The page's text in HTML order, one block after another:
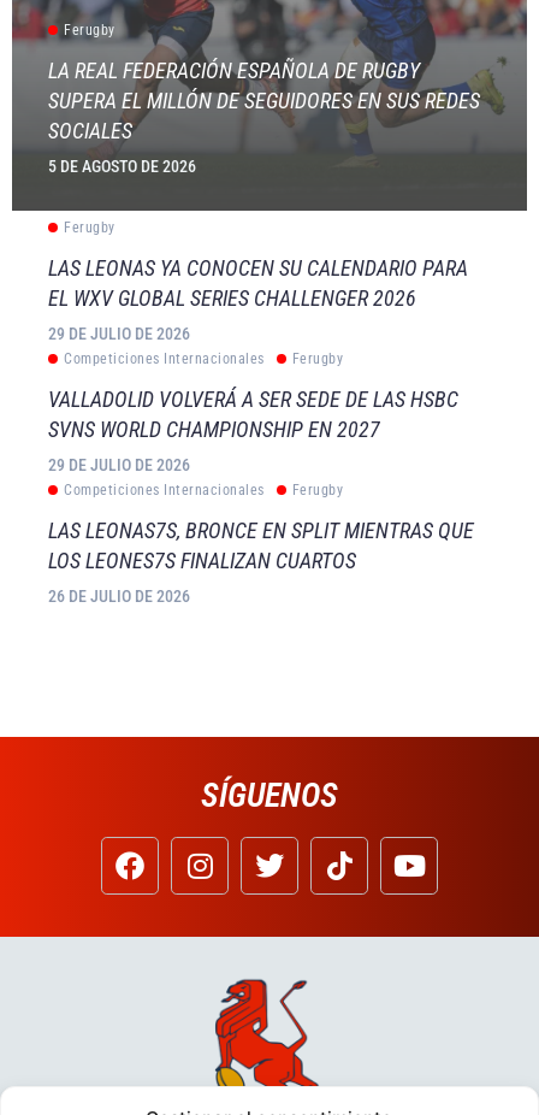
Ferugby
LA REAL FEDERACIÓN ESPAÑOLA DE RUGBY
SUPERA EL MILLÓN DE SEGUIDORES EN SUS REDES
SOCIALES
5 DE AGOSTO DE 2026
Ferugby
LAS LEONAS YA CONOCEN SU CALENDARIO PARA
EL WXV GLOBAL SERIES CHALLENGER 2026
29 DE JULIO DE 2026
Competiciones Internacionales Ferugby
VALLADOLID VOLVERÁ A SER SEDE DE LAS HSBC
SVNS WORLD CHAMPIONSHIP EN 2027
29 DE JULIO DE 2026
Competiciones Internacionales Ferugby
LAS LEONAS7S, BRONCE EN SPLIT MIENTRAS QUE
LOS LEONES7S FINALIZAN CUARTOS
26 DE JULIO DE 2026
SÍGUENOS